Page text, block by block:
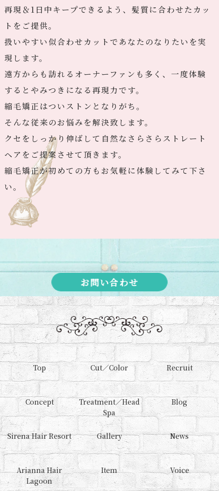
再現＆1日中キープできるよう、髪質に合わせたカッ
トをご提供。
扱いやすい似合わせカットであなたのなりたいを実
現します。
遠方からも訪れるオーナーファンも多く、一度体験
するとやみつきになる再現力です。
縮毛矯正はついストンとなりがち。
そんな従来のお悩みを解決致します。
クセをしっかり伸ばして自然なさらさらストレート
ヘアをご提案させて頂きます。
縮毛矯正が初めての方もお気軽に体験してみて下さ
い。
お問い合わせ
Top
Concept
Sirena Hair Resort
Arianna Hair
Lagoon
Cut／Color
Treatment／Head
Spa
Gallery
Item
Recruit
Blog
News
Voice